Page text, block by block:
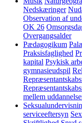
Nedskæringer
Observation af
OK 26
Overgangsalder
Pædagogikum
Praksisfaglighed
kapital Psykisk
gymnasieudspil
mellem
serviceeftersyn